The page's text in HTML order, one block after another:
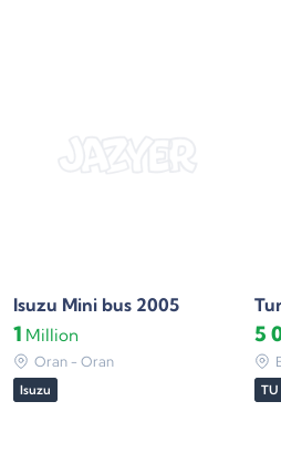
Isuzu Mini bus 2005
1 Million
Oran - Oran
Isuzu
5
TU